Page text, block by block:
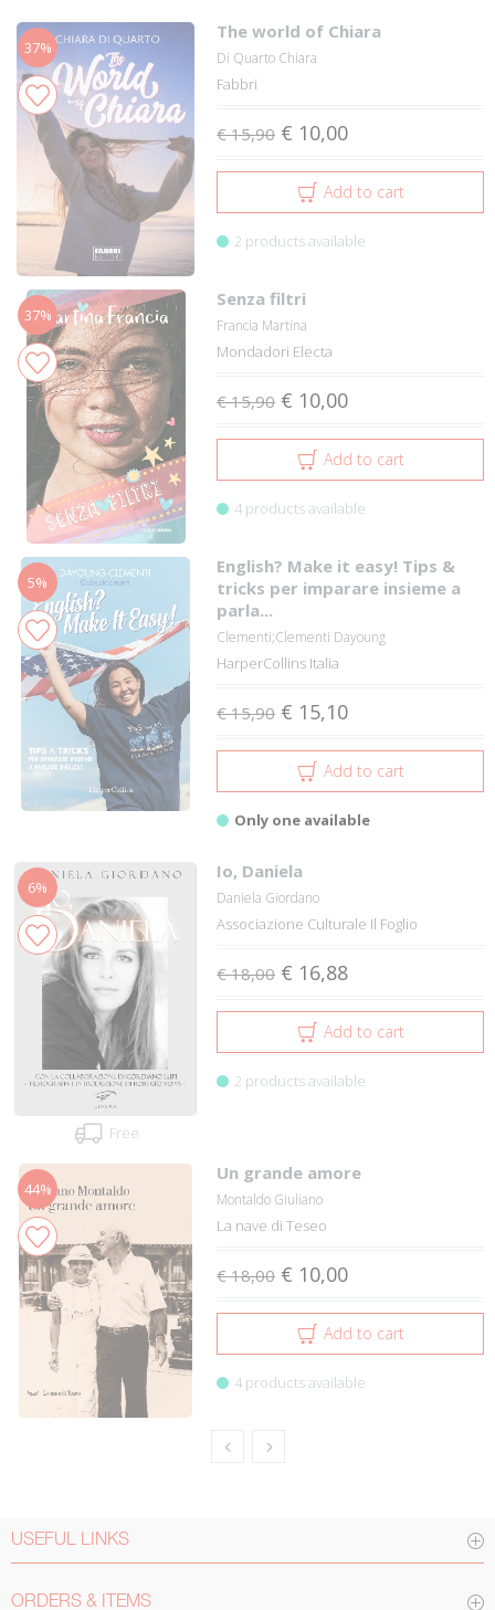
37%
The world of Chiara
Di Quarto Chiara
Fabbri
€ 15,90 € 10,00
Add to cart
2 products available
37%
Senza filtri
Francia Martina
Mondadori Electa
€ 15,90 € 10,00
Add to cart
4 products available
5%
English? Make it easy! Tips &
tricks per imparare insieme a
parla...
Clementi;Clementi Dayoung
HarperCollins Italia
€ 15,90 € 15,10
Add to cart
Only one available
6%
Free
Io, Daniela
Daniela Giordano
Associazione Culturale Il Foglio
€ 18,00 € 16,88
Add to cart
2 products available
44%
Un grande amore
Montaldo Giuliano
La nave di Teseo
€ 18,00 € 10,00
Add to cart
4 products available
USEFUL LINKS
ORDERS & ITEMS